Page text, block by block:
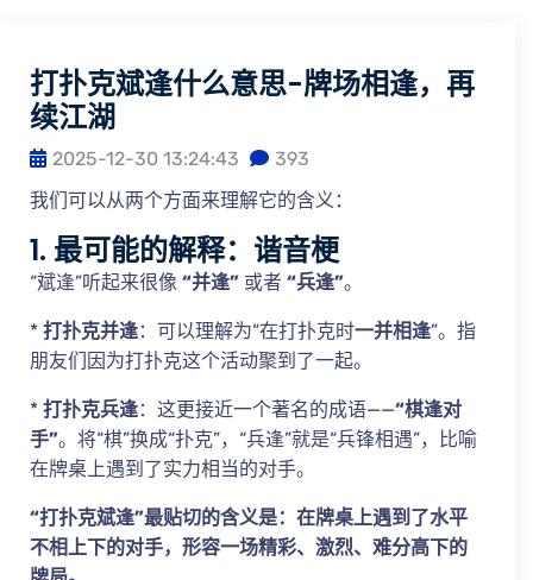
打扑克斌逢什么意思-牌场相逢，再
续江湖
2025-12-30 13:24:43
393
我们可以从两个方面来理解它的含义：
1. 最可能的解释：谐音梗
“斌逢”听起来很像 “并逢” 或者 “兵逢”。
* 打扑克并逢：可以理解为“在打扑克时一并相逢”。指
朋友们因为打扑克这个活动聚到了一起。
* 打扑克兵逢：这更接近一个著名的成语——“棋逢对
手”。将“棋”换成“扑克”，“兵逢”就是“兵锋相遇”，比喻
在牌桌上遇到了实力相当的对手。
“打扑克斌逢”最贴切的含义是：在牌桌上遇到了水平
不相上下的对手，形容一场精彩、激烈、难分高下的